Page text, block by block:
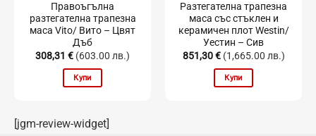
Правоъгълна
разтегателна трапезна
маса Vito/ Вито – Цвят
Дъб
308,31 € (603.00 лв.)
Купи
Разтегателна трапезна
маса със стъклен и
керамичен плот Westin/
Уестин – Сив
851,30€ (1,665.00 лв.)
Купи
[jgm-review-widget]